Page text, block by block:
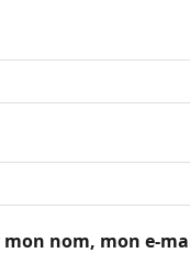
mon nom, mon e-